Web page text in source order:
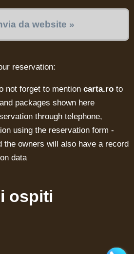
da website »
reservation:
not forget to mention carta.ro to
packages shown here
through telephone,
using the reservation form -
the owners will also have a record
data
ospiti